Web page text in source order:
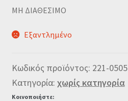
MΗ ΔΙΑΘΕΣΙΜΟ
Εξαντλημένο
Κωδικός προϊόντος: 221-0505
Κατηγορία: χωρίς κατηγορία
Κοινοποιήστε: